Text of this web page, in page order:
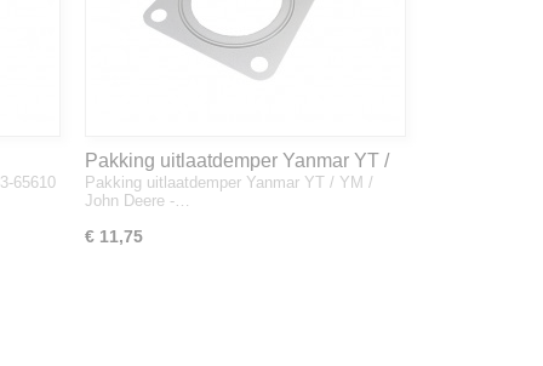
65610
Pakking uitlaatdemper Yanmar YT /
YM / John Deere - 128300-13230
Pakking uitlaatdemper Yanmar YT / YM /
John Deere -…
€ 11,75